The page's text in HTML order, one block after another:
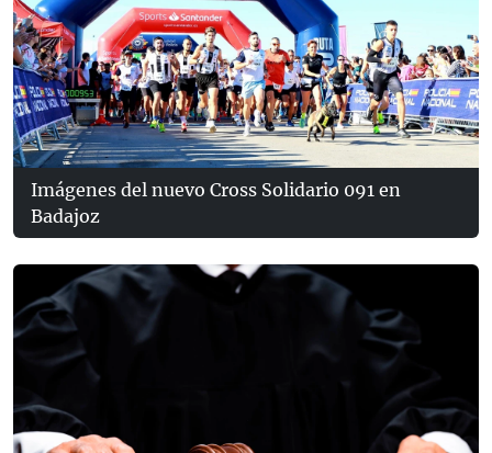
Imágenes del nuevo Cross Solidario 091 en
Badajoz